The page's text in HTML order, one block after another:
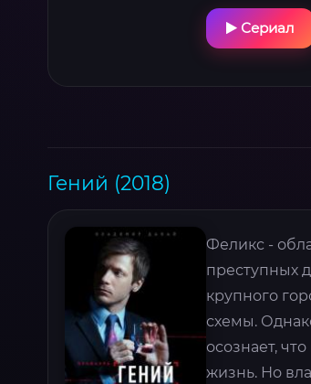
Сериал
Гений (2018)
Феликс -
преступных
крупного
схемы.
осознает,
жизнь. Но